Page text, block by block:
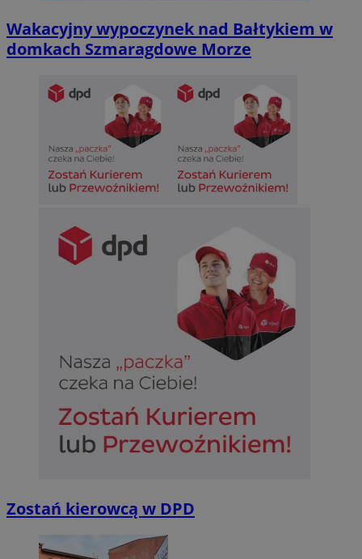
Wakacyjny wypoczynek nad Bałtykiem w
domkach Szmaragdowe Morze
Zostań kierowcą w DPD